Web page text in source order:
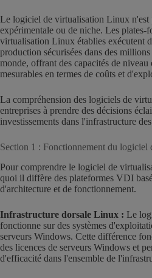
Le logiciel de virtualisation Linux n'est
expérimentale ou de niche. Les plates-
virtualisation Linux établies exécutent
production sécurisées dans des
monde, offrant des capacités de niveau
mesurables en termes de coûts et
La compréhension des logiciels de
entreprises à prendre des décisions
investissements dans l'infrastructure
Section 1 : Fonctionnement du
Pour comprendre le logiciel de
quoi il diffère des plateformes VDI
d'architecture et de fonctionnement.
Infrastructure dorsale Linux : Le
fonctionne sur des systèmes
serveurs Windows. Cette différence
des licences de serveurs Windows et
d'efficacité dans l'ensemble de